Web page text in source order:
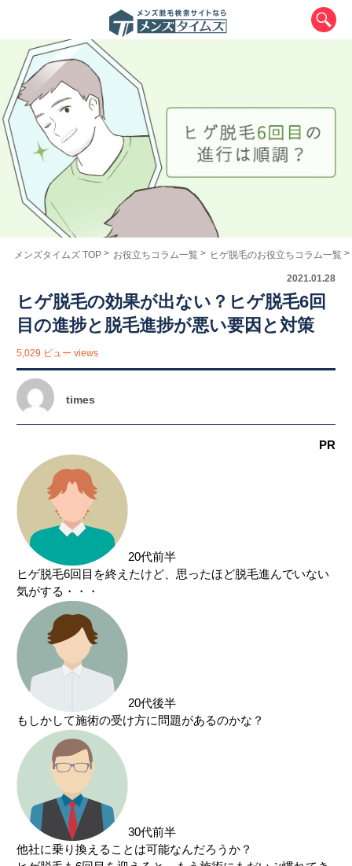
メンズタイムズ TOP お役立ちコラム一覧 ヒゲ脱毛のお役立ちコラム一覧
2021.01.28
ヒゲ脱毛の効果が出ない？ヒゲ脱毛6回
目の進捗と脱毛進捗が悪い要因と対策
5,029 ビュー views
times
PR
20代前半
ヒゲ脱毛6回目を終えたけど、思ったほど脱毛進んでいない
気がする・・・
20代後半
もしかして施術の受け方に問題があるのかな？
30代前半
他社に乗り換えることは可能なんだろうか？
エリアから最寄りサロンを探す
北海道・東北
宮城県
秋田県 山形県 福島県
関東
茨城県
中部
新潟県
山梨県 長野県
愛知県
関西
滋賀県 京都府
奈良県 三重県
中国・四国
鳥取県 島根県
山口県 徳島県
高知県